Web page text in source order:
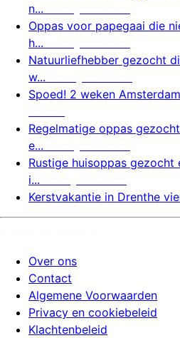
n...
Oppas voor papegaai die
h...
Natuurliefhebber gezocht
w...
Spoed! 2 weken
Regelmatige oppas
e...
Rustige huisoppas
i...
Kerstvakantie in Drenthe
Over ons
Contact
Algemene Voorwaarden
Privacy en cookiebeleid
Klachtenbeleid